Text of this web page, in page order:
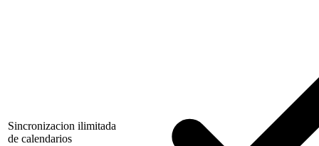
Sincronizacion ilimitada
de calendarios